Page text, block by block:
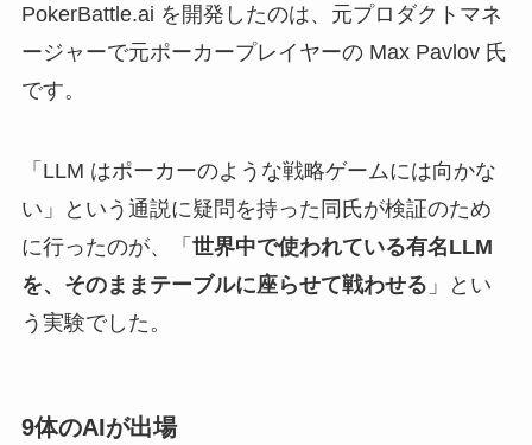
PokerBattle.ai を開発したのは、元プロダクトマネ
ージャーで元ポーカープレイヤーの Max Pavlov 氏
です。
「LLM はポーカーのような戦略ゲームには向かな
い」という通説に疑問を持った同氏が検証のため
に行ったのが、「 世界中で使われている有名LLM
を、そのままテーブルに座らせて戦わせる 」とい
う実験でした。
9体のAIが出場